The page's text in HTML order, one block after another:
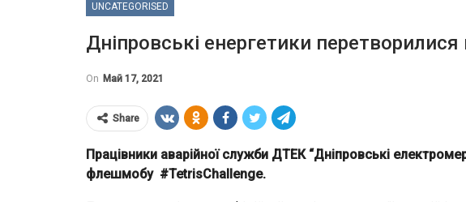
UNCATEGORISED
Дніпровські енергетики
On Май 17, 2021
Share
Працівники аварійної служби ДТЕК “Дніпровські
флешмобу #TetrisChallenge.